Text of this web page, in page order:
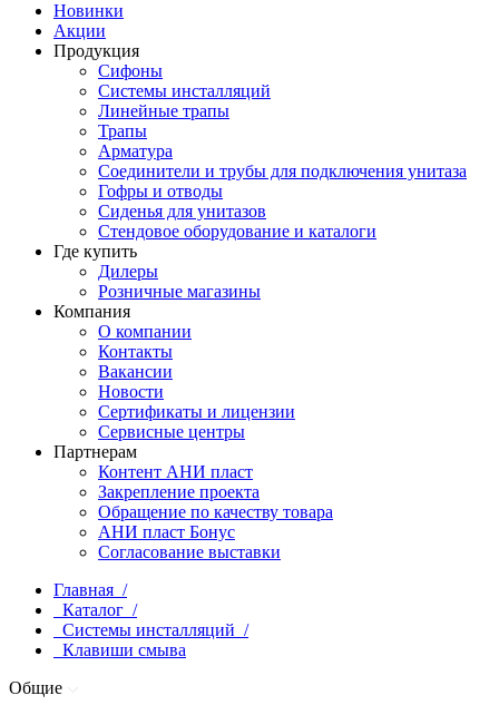
Новинки
Акции
Продукция
Сифоны
Системы инсталляций
Линейные трапы
Трапы
Арматура
Соединители и трубы для подключения унитаза
Гофры и отводы
Сиденья для унитазов
Стендовое оборудование и каталоги
Где купить
Дилеры
Розничные магазины
Компания
О компании
Контакты
Вакансии
Новости
Сертификаты и лицензии
Сервисные центры
Партнерам
Контент АНИ пласт
Закрепление проекта
Обращение по качеству товара
АНИ пласт Бонус
Согласование выставки
Главная /
Каталог /
Системы инсталляций /
Клавиши смыва
Общие